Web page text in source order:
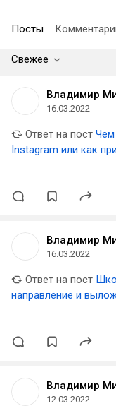
Посты
Свежее
Владимир
16.03.2022
Ответ на пост Чем
Instagram или как
Владимир
16.03.2022
Ответ на пост
направление и
Владимир
12.03.2022